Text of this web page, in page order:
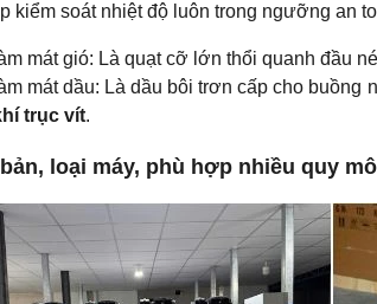
kiểm soát nhiệt độ luôn trong ngưỡng an
mát gió: Là quạt cỡ lớn thổi quanh đầu
mát dầu: Là dầu bôi trơn cấp cho
trục vít.
loại máy, phù hợp nhiều quy mô